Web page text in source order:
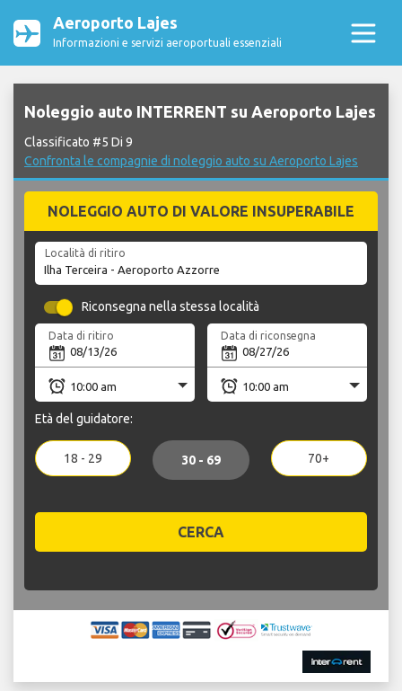
Aeroporto Lajes
Informazioni e servizi aeroportuali essenziali
Noleggio auto INTERRENT su Aeroporto Lajes
Classificato #5 Di 9
Confronta le compagnie di noleggio auto su Aeroporto Lajes
NOLEGGIO AUTO DI VALORE INSUPERABILE
Località di ritiro
Riconsegna nella stessa località
Data di ritiro Data di riconsegna
Età del guidatore:
18 - 29 30 - 69 70+
CERCA